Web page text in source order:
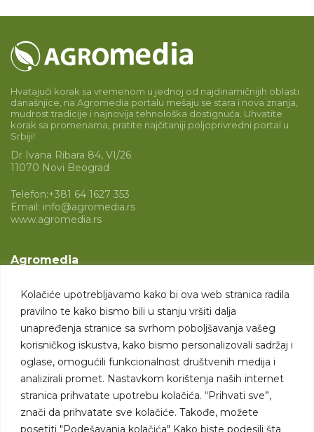
Kolačiće upotrebljavamo kako bi ova web stranica radila
pravilno te kako bismo bili u stanju vršiti dalja
unapređenja stranice sa svrhom poboljšavanja vašeg
korisničkog iskustva, kako bismo personalizovali sadržaj i
oglase, omogućili funkcionalnost društvenih medija i
analizirali promet. Nastavkom korištenja naših internet
stranica prihvatate upotrebu kolačića. “Prihvati sve”,
znači da prihvatate sve kolačiće. Takođe, možete
posetiti "Podešavanja kolačića" Kako biste podesili šta
Hvatajući korak sa vremenom u jednoj od najdinamičnijih oblasti
današnjice, na Agromedia portalu mešaju se stara i nova znanja,
mudrost tradicije i najnovija tehnološka dostignuća. Uhvatite
korak sa promenama, pratite najčitaniji poljoprivredni portal u
Srbiji!
Dr Ivana Ribara 84, VI/26
11070 Novi Beograd
Telefon:+381 64 1627 353
Email: info@agromedia.rs
www.agromedia.rs
Agromedia
Svet poljoprivrede
Marketing usluge
Tražimo saradnike
Kontakt
Kontakt